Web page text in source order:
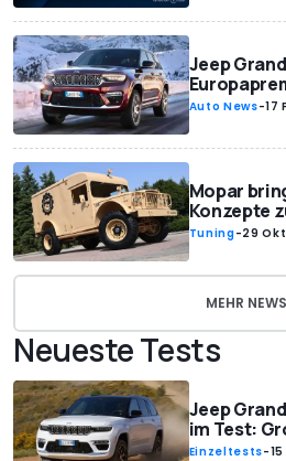
Jeep
Auto News-17
Mopar
Konzepte
Tuning-29
MEHR NEWS
Neueste Tests
Jeep
im Test:
Einzeltests-